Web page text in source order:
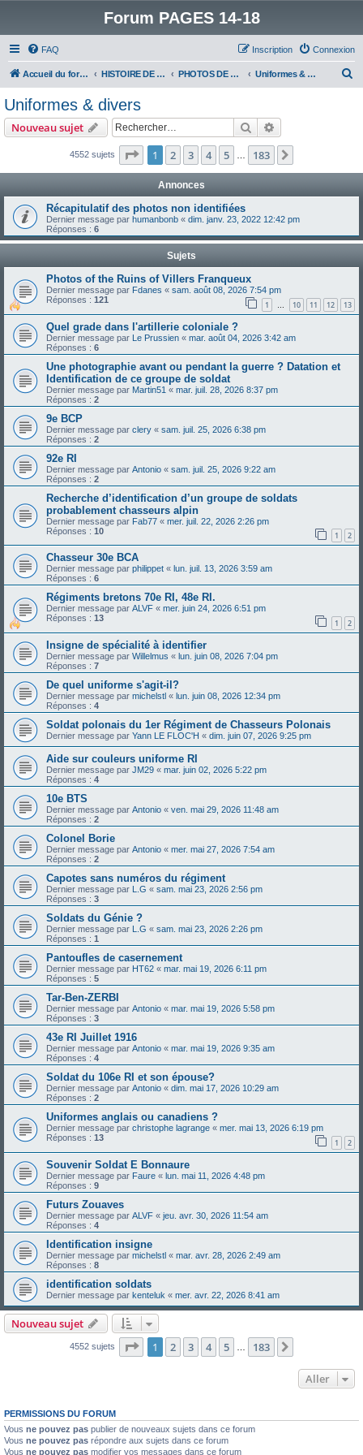
Forum PAGES 14-18
FAQ Connexion
Inscription
Accueil du forum HISTOIRE DE LA GRANDE GUERRE PHOTOS DE LA GRANDE GUERRE Uniformes & divers
Uniformes & divers
Nouveau sujet Rechercher
4552 sujets Page 1sur183
1 2 3 4 5 183
Annonces
Récapitulatif des photos non identifiées
Dernier message par humanbonb « dim. janv. 23, 2022 12:42 pm
Réponses : 6
Sujets
Photos of the Ruins of Villers Franqueux
Dernier message par Fdanes « sam. août 08, 2026 7:54 pm
Réponses : 121 1 … 10 11 12 13
Quel grade dans l'artillerie coloniale ?
Dernier message par Le Prussien « mar. août 04, 2026 3:42 am
Réponses : 6
Une photographie avant ou pendant la guerre ? Datation et
Identification de ce groupe de soldat
Dernier message par Martin51 « mar. juil. 28, 2026 8:37 pm
Réponses : 2
9e BCP
Dernier message par clery « sam. juil. 25, 2026 6:38 pm
Réponses : 2
92e RI
Dernier message par Antonio « sam. juil. 25, 2026 9:22 am
Réponses : 2
Recherche d’identification d’un groupe de soldats
probablement chasseurs alpin
Dernier message par Fab77 « mer. juil. 22, 2026 2:26 pm
Réponses : 10 1 2
Chasseur 30e BCA
Dernier message par philippet « lun. juil. 13, 2026 3:59 am
Réponses : 6
Régiments bretons 70e RI, 48e RI.
Dernier message par ALVF « mer. juin 24, 2026 6:51 pm
Réponses : 13 1 2
Insigne de spécialité à identifier
Dernier message par Willelmus « lun. juin 08, 2026 7:04 pm
Réponses : 7
De quel uniforme s'agit-il?
Dernier message par michelstl « lun. juin 08, 2026 12:34 pm
Réponses : 4
Soldat polonais du 1er Régiment de Chasseurs Polonais
Dernier message par Yann LE FLOC'H « dim. juin 07, 2026 9:25 pm
Aide sur couleurs uniforme RI
Dernier message par JM29 « mar. juin 02, 2026 5:22 pm
Réponses : 4
10e BTS
Dernier message par Antonio « ven. mai 29, 2026 11:48 am
Réponses : 2
Colonel Borie
Dernier message par Antonio « mer. mai 27, 2026 7:54 am
Réponses : 2
Capotes sans numéros du régiment
Dernier message par L.G « sam. mai 23, 2026 2:56 pm
Réponses : 3
Soldats du Génie ?
Dernier message par L.G « sam. mai 23, 2026 2:26 pm
Réponses : 1
Pantoufles de casernement
Dernier message par HT62 « mar. mai 19, 2026 6:11 pm
Réponses : 5
Tar-Ben-ZERBI
Dernier message par Antonio « mar. mai 19, 2026 5:58 pm
Réponses : 3
43e RI Juillet 1916
Dernier message par Antonio « mar. mai 19, 2026 9:35 am
Réponses : 4
Soldat du 106e RI et son épouse?
Dernier message par Antonio « dim. mai 17, 2026 10:29 am
Réponses : 2
Uniformes anglais ou canadiens ?
Dernier message par christophe lagrange « mer. mai 13, 2026 6:19 pm
Réponses : 13 1 2
Souvenir Soldat E Bonnaure
Dernier message par Faure « lun. mai 11, 2026 4:48 pm
Réponses : 9
Futurs Zouaves
Dernier message par ALVF « jeu. avr. 30, 2026 11:54 am
Réponses : 4
Identification insigne
Dernier message par michelstl « mar. avr. 28, 2026 2:49 am
Réponses : 8
identification soldats
Dernier message par kenteluk « mer. avr. 22, 2026 8:41 am
Nouveau sujet
4552 sujets Page 1sur183
1 2 3 4 5 183
Aller
PERMISSIONS DU FORUM
Vous ne pouvez pas publier de nouveaux sujets dans ce forum
Vous ne pouvez pas répondre aux sujets dans ce forum
Vous ne pouvez pas modifier vos messages dans ce forum